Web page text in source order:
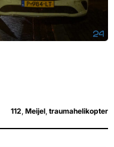
112 Meijel traumahelikopter